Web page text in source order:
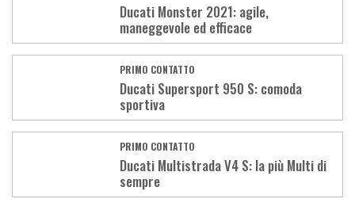
Ducati Monster 2021: agile,
maneggevole ed efficace
PRIMO CONTATTO
Ducati Supersport 950 S: comoda
sportiva
PRIMO CONTATTO
Ducati Multistrada V4 S: la più Multi di
sempre